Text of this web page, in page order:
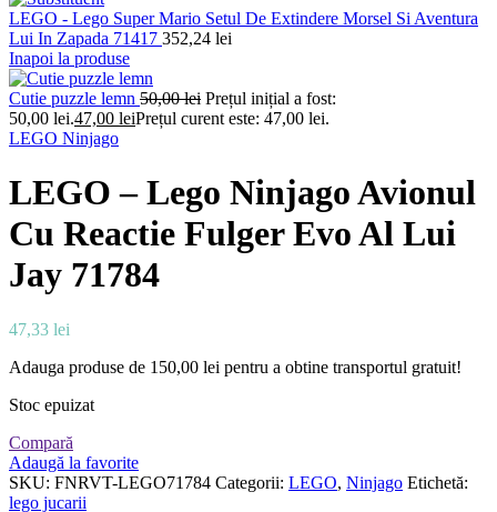
LEGO - Lego Super Mario Setul De Extindere Morsel Si Aventura
Lui In Zapada 71417 352,24 lei
Inapoi la produse
Cutie puzzle lemn 50,00lei Prețul inițial a fost:
50,00 lei.47,00 leiPrețul curent este: 47,00 lei.
LEGO Ninjago
LEGO – Lego Ninjago Avionul
Cu Reactie Fulger Evo Al Lui
Jay 71784
47,33 lei
Adauga produse de 150,00 lei pentru a obtine transportul gratuit!
Stoc epuizat
Compară
Adaugă la favorite
SKU: FNRVT-LEGO71784 Categorii: LEGO, Ninjago Etichetă:
lego jucarii